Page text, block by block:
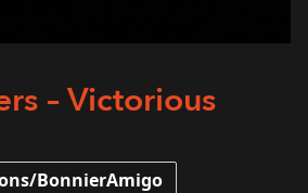
– Victorious
BonnierAmigo